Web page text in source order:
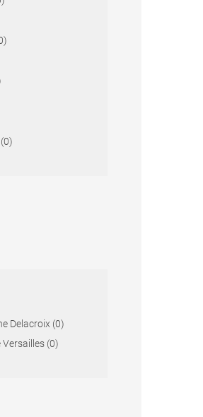
Delacroix (0)
(0)